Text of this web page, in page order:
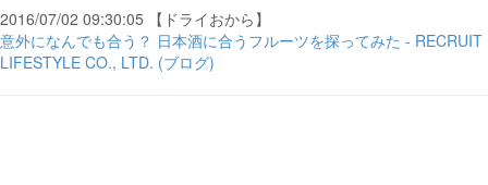
2016/07/02 09:30:05 【ドライおから】
意外になんでも合う？ 日本酒に合うフルーツを探ってみた - RECRUIT
LIFESTYLE CO., LTD. (ブログ)